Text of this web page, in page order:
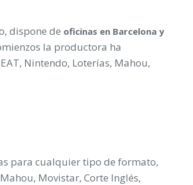
dispone de oficinas en Barcelona y
la productora ha
Nintendo, Loterías, Mahou,
para cualquier tipo de formato,
Movistar, Corte Inglés,